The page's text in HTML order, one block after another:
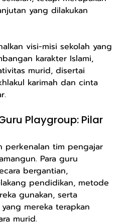
yang dilakukan
visi-misi sekolah yang
karakter Islami,
murid, disertai
karimah dan cinta
Playgroup: Pilar
perkenalan tim pengajar
Para guru
bergantian,
pendidikan, metode
gunakan, serta
mereka terapkan
murid.